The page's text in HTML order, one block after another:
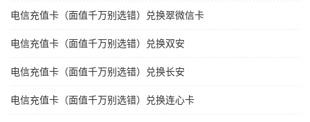
电信充值卡（面值千万别选错）兑换翠微信卡
电信充值卡（面值千万别选错）兑换双安
电信充值卡（面值千万别选错）兑换长安
电信充值卡（面值千万别选错）兑换连心卡